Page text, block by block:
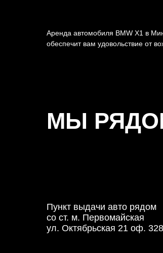
Аренда автомобиля BMW X1 в
обеспечит вам удовольствие от
МЫ
Пункт выдачи авто рядом
со ст. м. Первомайская
ул. Октябрьская 21 оф. 328